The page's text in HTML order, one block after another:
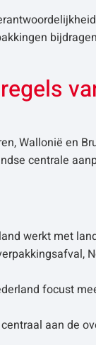
Wallonië en
centrale
werkt met
focust
aan de